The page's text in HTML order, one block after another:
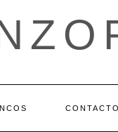
CONTACTO